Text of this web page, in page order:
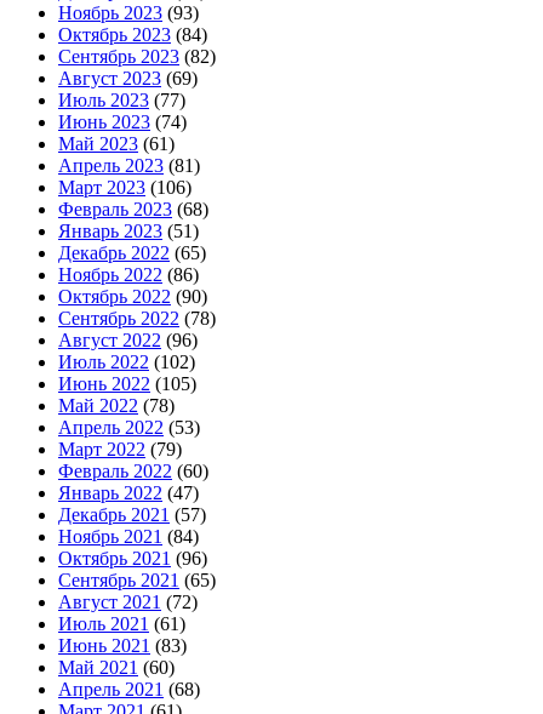
Ноябрь 2023 (93)
Октябрь 2023 (84)
Сентябрь 2023 (82)
Август 2023 (69)
Июль 2023 (77)
Июнь 2023 (74)
Май 2023 (61)
Апрель 2023 (81)
Март 2023 (106)
Февраль 2023 (68)
Январь 2023 (51)
Декабрь 2022 (65)
Ноябрь 2022 (86)
Октябрь 2022 (90)
Сентябрь 2022 (78)
Август 2022 (96)
Июль 2022 (102)
Июнь 2022 (105)
Май 2022 (78)
Апрель 2022 (53)
Март 2022 (79)
Февраль 2022 (60)
Январь 2022 (47)
Декабрь 2021 (57)
Ноябрь 2021 (84)
Октябрь 2021 (96)
Сентябрь 2021 (65)
Август 2021 (72)
Июль 2021 (61)
Июнь 2021 (83)
Май 2021 (60)
Апрель 2021 (68)